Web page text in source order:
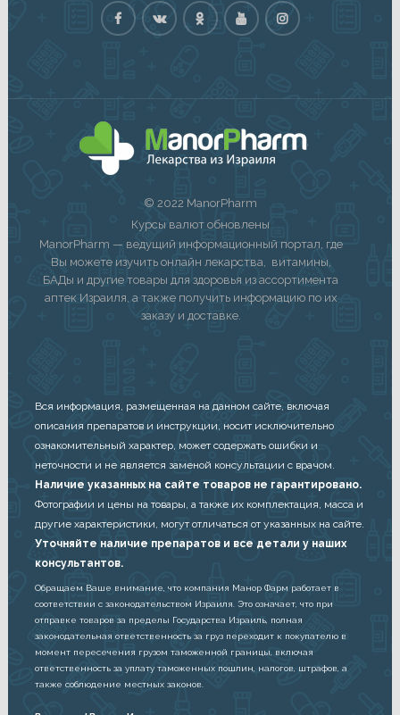
© 2022 ManorPharm
Курсы валют обновлены
ManorPharm — ведущий информационный портал, где
Вы можете изучить онлайн лекарства, витамины,
БАДы и другие товары для здоровья из ассортимента
аптек Израиля, а также получить информацию по их
заказу и доставке.
Вся информация, размещенная на данном сайте, включая
описания препаратов и инструкции, носит исключительно
ознакомительный характер, может содержать ошибки и
неточности и не является заменой консультации с врачом.
Наличие указанных на сайте товаров не гарантировано.
Фотографии и цены на товары, а также их комплектация, масса и
другие характеристики, могут отличаться от указанных на сайте.
Уточняйте наличие препаратов и все детали у наших
консультантов.
Обращаем Ваше внимание, что компания Манор Фарм работает в
соответствии с законодательством Израиля. Это означает, что при
отправке товаров за пределы Государства Израиль, полная
законодательная ответственность за груз переходит к покупателю в
момент пересечения грузом таможенной границы, включая
ответственность за уплату таможенных пошлин, налогов, штрафов, а
также соблюдение местных законов.